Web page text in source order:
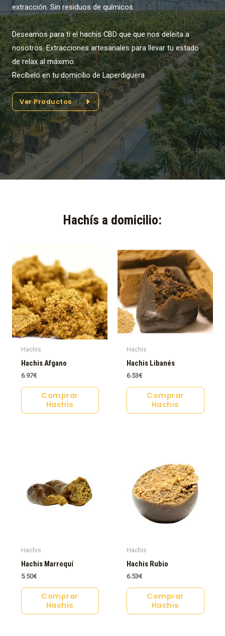
extracción. Sin residuos de químicos.
Deseamos para ti el hachis CBD que que nos deleita a
nosotros. Extracciones artesanales para llevar tu estado
de relax al máximo.
Recíbelo en tu domicilio de Laperdiguera
Ver Productos
Hachís a domicilio:​
Hachis
Hachis Afgano
6.97€
Comprar
Hachis
Hachis
Hachis Libanés
6.53€
Comprar
Hachis
Hachis
Hachis Marroquí
5.50€
Comprar
Hachis
Hachis
Hachis Rubio
6.53€
Comprar
Hachis